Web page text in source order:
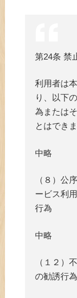
第24条 禁
利用者は
り、以下
為または
とはでき
中略
（８）公
ービス利
行為
中略
（１２）
の勧誘行為